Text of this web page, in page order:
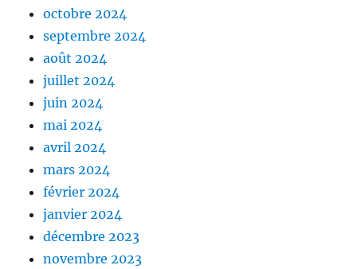
octobre 2024
septembre 2024
août 2024
juillet 2024
juin 2024
mai 2024
avril 2024
mars 2024
février 2024
janvier 2024
décembre 2023
novembre 2023